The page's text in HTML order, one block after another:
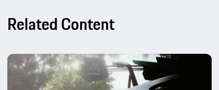
Related Content